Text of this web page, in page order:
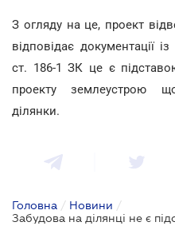
З огляду на це, проект
відповідає документації
ст. 186-1 ЗК це є
проекту землеустрою
ділянки.
Головна / Новини /